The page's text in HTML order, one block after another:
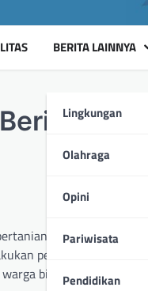
BERITA LAINNYA
Lingkungan
Olahraga
Opini
Pariwisata
Pendidikan
dan ketahanan
pendekatan
binaan.